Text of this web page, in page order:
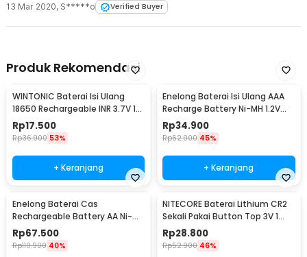
Rincian yang Anda dapatkan untuk pembelian produk ini:
5000mAh - NL2150
13 Mar 2020, S*****o Verified Buyer
Produk Rekomendasi
WINTONIC Baterai Isi Ulang
18650 Rechargeable INR 3.7V 1
PCS 2200mAh
Rp17.500
Rp36.900 53%
+ Keranjang
Enelong Baterai Isi Ulang AAA
Recharge Battery Ni-MH 1.2V
900mAh 4 PCS - HR4
Rp34.900
Rp62.900 45%
+ Keranjang
Enelong Baterai Cas
Rechargeable Battery AA Ni-MH
1.2V 2100mAh 4 PCS - HR6
Rp67.500
Rp110.900 40%
NITECORE Baterai Lithium CR2
Sekali Pakai Button Top 3V 1
PCS - CR2
Rp28.800
Rp52.900 46%